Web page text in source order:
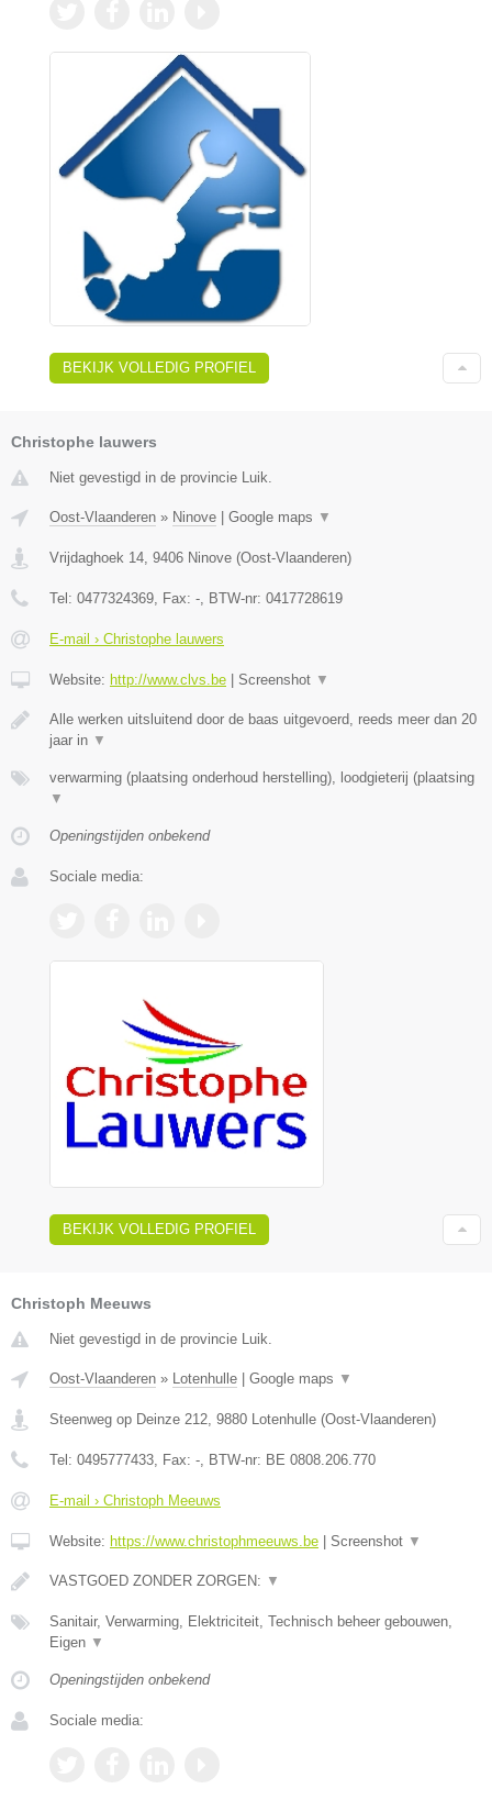
BEKIJK VOLLEDIG PROFIEL
Christophe lauwers
Niet gevestigd in de provincie Luik.
Oost-Vlaanderen » Ninove | Google maps ▼
Vrijdaghoek 14 9406 Ninove (Oost-Vlaanderen)
Tel: 0477324369 , Fax: - , BTW-nr: 0417728619
E-mail › Christophe lauwers
Website: http://www.clvs.be | Screenshot ▼
Alle werken uitsluitend door de baas uitgevoerd, reeds meer dan 20
jaar in ▼
verwarming (plaatsing onderhoud herstelling), loodgieterij (plaatsing
▼
Openingstijden onbekend
Sociale media:
BEKIJK VOLLEDIG PROFIEL
Christoph Meeuws
Niet gevestigd in de provincie Luik.
Oost-Vlaanderen » Lotenhulle Google maps ▼
Steenweg op Deinze 212, 9880 Lotenhulle (Oost-Vlaanderen)
Tel: 0495777433, Fax: -, BTW-nr: BE 0808.206.770
E-mail › Christoph Meeuws
Website: https://www.christophmeeuws.be Screenshot ▼
VASTGOED ZONDER ZORGEN: ▼
Sanitair, Verwarming, Elektriciteit, Technisch beheer gebouwen,
Eigen ▼
Openingstijden onbekend
Sociale media: